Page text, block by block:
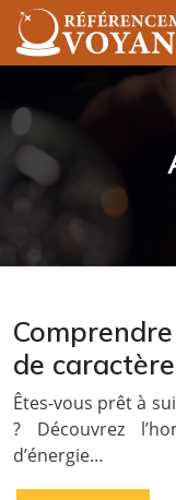
de
Êtes-vous prêt à
? Découvrez
d’énergie…